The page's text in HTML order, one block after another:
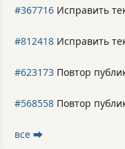
#367716 Исправить
#812418 Исправить
#623173 Повтор
#568558 Повтор
все ⮕